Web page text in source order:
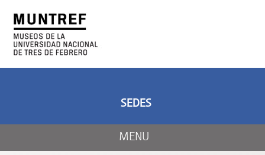
MENU
SEDES
CENTRO DE ARTE
Y NATURALEZA
ARTE Y CIENCIA